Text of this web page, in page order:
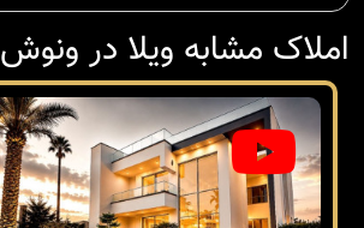
املاک مشابه ویلا در ونوش